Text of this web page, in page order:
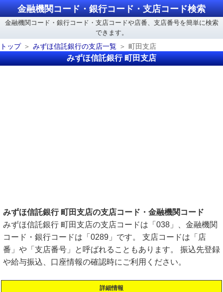
金融機関コード・銀行コード・支店コード検索
金融機関コード・銀行コード・支店コードや店番、支店番号を簡単に検索
できます。
トップ
みずほ信託銀行の支店一覧 町田支店
みずほ信託銀行 町田支店
みずほ信託銀行 町田支店の支店コード・金融機関コード
みずほ信託銀行 町田支店の支店コードは「038」、金融機関
コード・銀行コードは「0289」です。 支店コードは「店
番」や「支店番号」と呼ばれることもあります。 振込先登録
や給与振込、口座情報の確認時にご利用ください。
詳細情報